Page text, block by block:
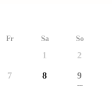
Fr Sa So
1 2
7 8 9
---